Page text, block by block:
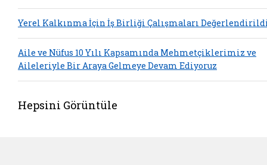
Yerel Kalkınma İçin İş Birliği Çalışmaları
Aile ve Nüfus 10 Yılı Kapsamında Mehmetçiklerimiz ve
Aileleriyle Bir Araya Gelmeye Devam Ediyoruz
Hepsini Görüntüle